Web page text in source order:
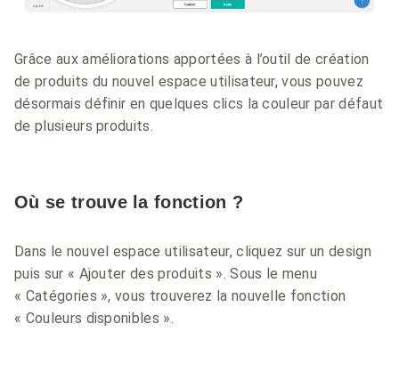
Grâce aux améliorations apportées à l’outil de création
de produits du nouvel espace utilisateur, vous pouvez
désormais définir en quelques clics la couleur par défaut
de plusieurs produits.
Où se trouve la fonction ?
Dans le nouvel espace utilisateur, cliquez sur un design
puis sur « Ajouter des produits ». Sous le menu
« Catégories », vous trouverez la nouvelle fonction
« Couleurs disponibles ».